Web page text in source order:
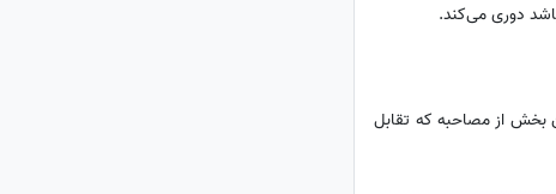
دوری می‌کند.
بخش از مصاحبه که تقابل